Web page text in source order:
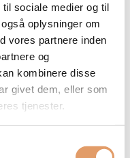
sociale medier og til
oplysninger om
vores partnere inden
og
kombinere disse
givet dem, eller som
tjenester.